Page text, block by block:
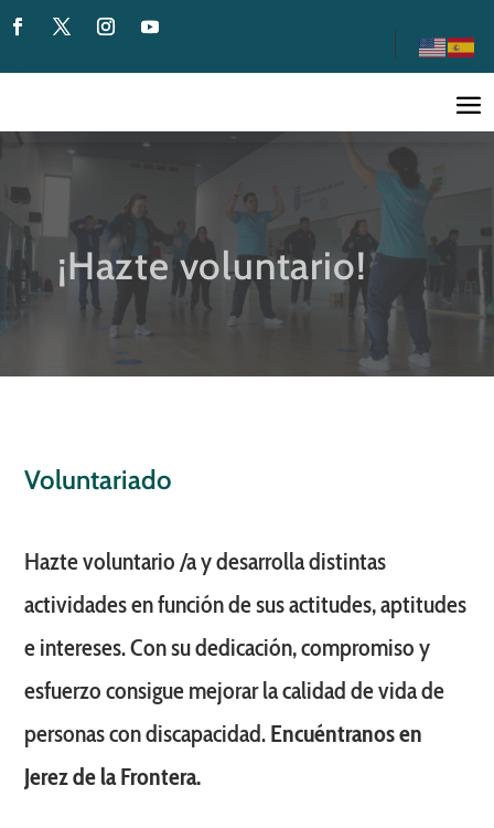
¡Hazte voluntario!
Voluntariado
Hazte voluntario /a y desarrolla distintas
actividades en función de sus actitudes, aptitudes
e intereses. Con su dedicación, compromiso y
esfuerzo consigue mejorar la calidad de vida de
personas con discapacidad.Encuéntranos en
Jerez de la Frontera.